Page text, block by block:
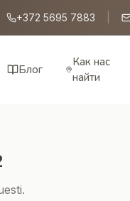
+372 5695 7883
Блог
Как нас
найти